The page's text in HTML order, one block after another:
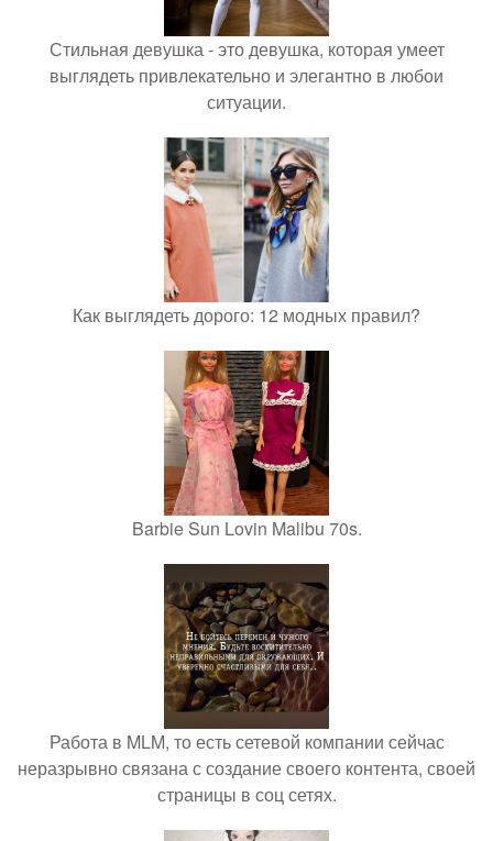
Стильная девушка - это девушка, которая умеет
выглядеть привлекательно и элегантно в любои
ситуации.
Как выглядеть дорого: 12 модных правил?
Barbie Sun Lovin Malibu 70s.
Работа в MLM, то есть сетевой компании сейчас
неразрывно связана с создание своего контента, своей
страницы в соц сетях.